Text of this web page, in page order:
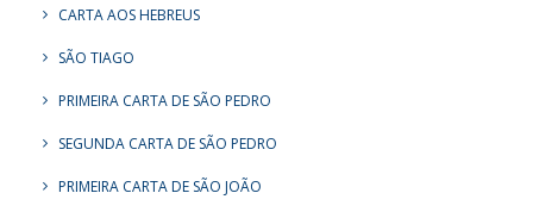
CARTA AOS HEBREUS
SÃO TIAGO
PRIMEIRA CARTA DE SÃO PEDRO
SEGUNDA CARTA DE SÃO PEDRO
PRIMEIRA CARTA DE SÃO JOÃO